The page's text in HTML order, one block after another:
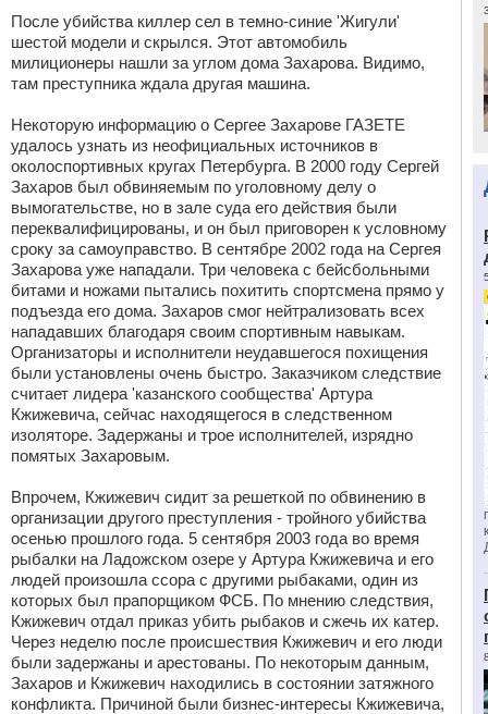
После убийства киллер сел в темно-синие 'Жигули'
шестой модели и скрылся. Этот автомобиль
милиционеры нашли за углом дома Захарова. Видимо,
там преступника ждала другая машина.
Некоторую информацию о Сергее Захарове ГАЗЕТЕ
удалось узнать из неофициальных источников в
околоспортивных кругах Петербурга. В 2000 году Сергей
Захаров был обвиняемым по уголовному делу о
вымогательстве, но в зале суда его действия были
переквалифицированы, и он был приговорен к условному
сроку за самоуправство. В сентябре 2002 года на Сергея
Захарова уже нападали. Три человека с бейсбольными
битами и ножами пытались похитить спортсмена прямо у
подъезда его дома. Захаров смог нейтрализовать всех
нападавших благодаря своим спортивным навыкам.
Организаторы и исполнители неудавшегося похищения
были установлены очень быстро. Заказчиком следствие
считает лидера 'казанского сообщества' Артура
Кжижевича, сейчас находящегося в следственном
изоляторе. Задержаны и трое исполнителей, изрядно
помятых Захаровым.
Впрочем, Кжижевич сидит за решеткой по обвинению в
организации другого преступления - тройного убийства
осенью прошлого года. 5 сентября 2003 года во время
рыбалки на Ладожском озере у Артура Кжижевича и его
людей произошла ссора с другими рыбаками, один из
которых был прапорщиком ФСБ. По мнению следствия,
Кжижевич отдал приказ убить рыбаков и сжечь их катер.
Через неделю после происшествия Кжижевич и его люди
были задержаны и арестованы. По некоторым данным,
Захаров и Кжижевич находились в состоянии затяжного
конфликта. Причиной были бизнес-интересы Кжижевича,